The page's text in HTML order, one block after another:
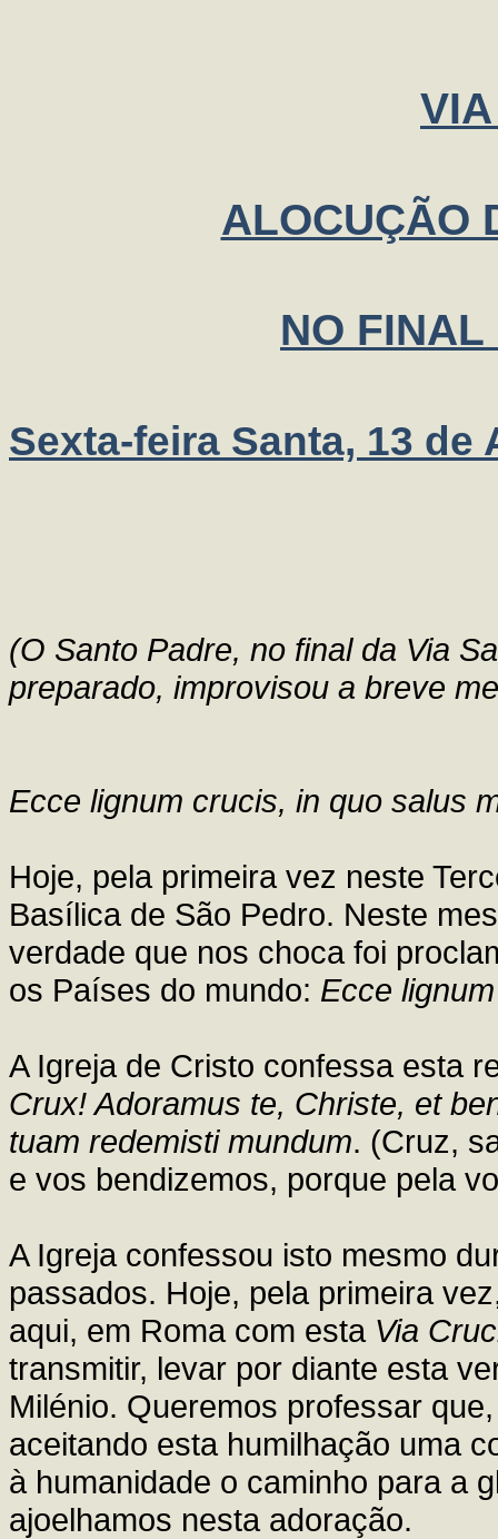
ALOCUÇÃO
NO
Sexta-feira Santa, 13 de
(O Santo Padre, no final da Via
preparado, improvisou a breve
Ecce lignum crucis, in quo salus
Hoje, pela primeira vez neste
Basílica de São Pedro. Neste
verdade que nos choca foi
os Países do mundo: Ecce
A Igreja de Cristo confessa esta
Crux! Adoramus te, Christe, et
tuam redemisti mundum. (Cruz,
e vos bendizemos, porque pela
A Igreja confessou isto mesmo
passados. Hoje, pela primeira
aqui, em Roma com esta Via
transmitir, levar por diante esta
Milénio. Queremos professar
aceitando esta humilhação uma
à humanidade o caminho para a
ajoelhamos nesta adoração.